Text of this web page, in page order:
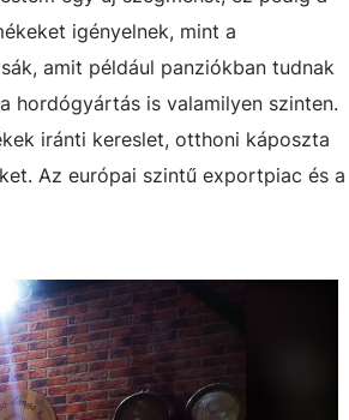
igényelnek, mint a
amit például panziókban tudnak
hordógyártás is valamilyen szinten.
iránti kereslet, otthoni káposzta
Az európai szintű exportpiac és a